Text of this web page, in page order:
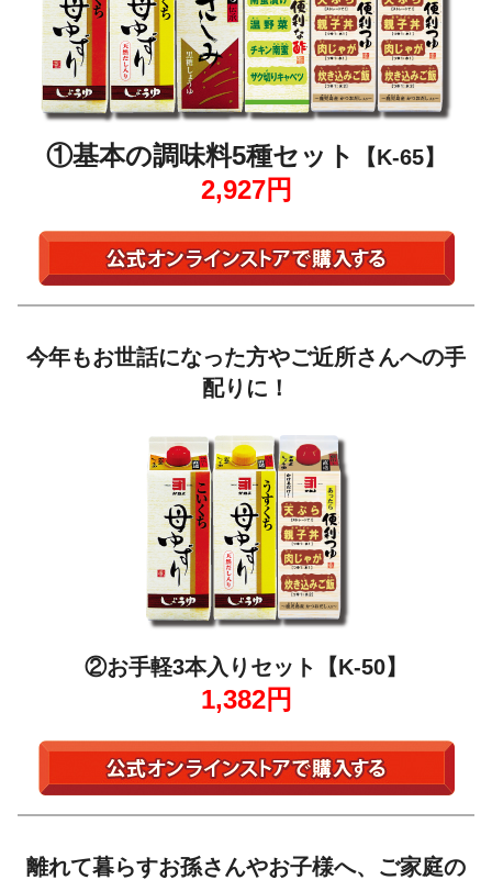
①基本の調味料5種セット 【K-65】
2,927円
今年もお世話になった方やご近所さんへの手
配りに！
②お手軽3本入りセット【K-50】
1,382円
離れて暮らすお孫さんやお子様へ、ご家庭の